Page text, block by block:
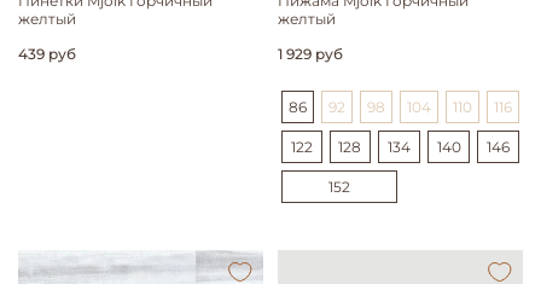
желтый
439 руб
желтый
1 929 руб
86 92 98 104 110 116
122 128 134 140 146
152